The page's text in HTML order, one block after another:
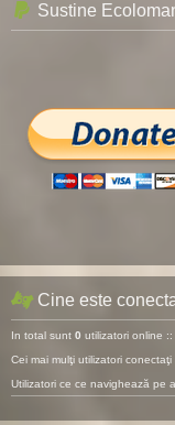
Sustine
Cine este
In total sunt 0 utilizatori online
Cei mai mulţi utilizatori
Utilizatori ce ce navighează pe